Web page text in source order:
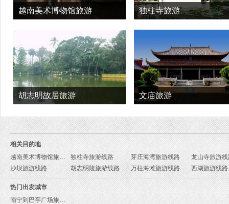
越南美术博物馆旅游 独柱寺旅游
胡志明故居旅游 文庙旅游
相关目的地
越南美术博物馆旅游线路
独柱寺旅游线路 芽庄海湾旅游线路
龙山寺旅游
沙坝旅游线路
胡志明陵旅游线路 万柱海滩旅游线路 西湖旅游线路
热门出发城市
南宁到巴亭广场旅游报价